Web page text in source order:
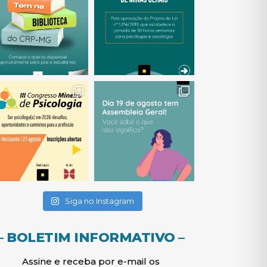
janela)
(abre em nova janela) (abre em nova janela)
Siga no Instagram(abre em nova janela)
BOLETIM INFORMATIVO –
Assine e receba por e-mail os